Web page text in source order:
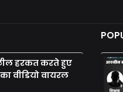
हरकत करते हुए
वीडियो वायरल